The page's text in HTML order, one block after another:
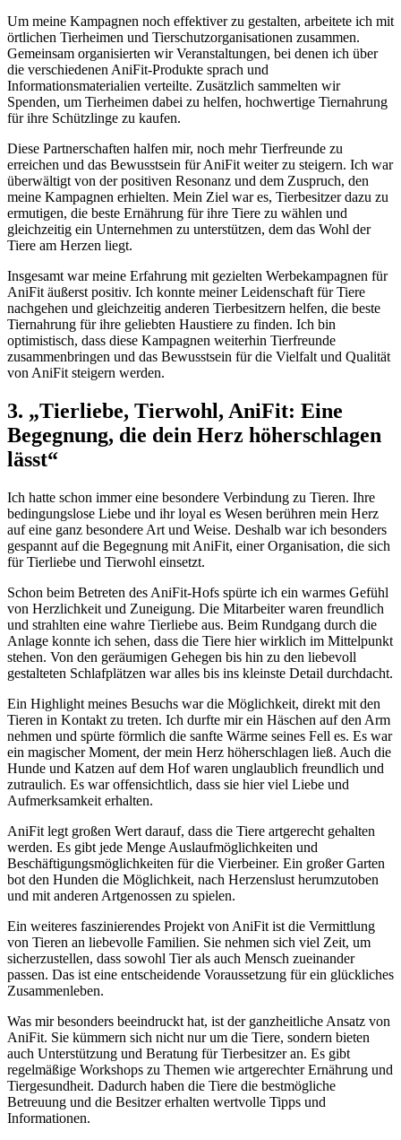
Um meine Kampagnen⁣ noch ⁤effektiver zu gestalten, arbeitete ich​ mit⁢
örtlichen Tierheimen und Tierschutzorganisationen zusammen.
Gemeinsam organisierten wir Veranstaltungen, bei denen ich über
⁢die verschiedenen AniFit-Produkte sprach und
Informationsmaterialien verteilte. ⁢Zusätzlich​ sammelten wir ​
Spenden, um Tierheimen ⁣dabei ⁣zu⁤ helfen, hochwertige ‌Tiernahrung
für ihre Schützlinge ⁤zu kaufen.
Diese Partnerschaften halfen mir, noch ​mehr Tierfreunde zu⁢
erreichen und das Bewusstsein für AniFit ​weiter⁣ zu steigern. Ich⁤ war
überwältigt von der positiven Resonanz und dem Zuspruch, den
meine Kampagnen erhielten. Mein Ziel ​war ‌es, Tierbesitzer ​dazu ​zu
‍ermutigen, die beste⁢ Ernährung‍ für⁣ ihre Tiere zu wählen und
gleichzeitig ein Unternehmen zu unterstützen, dem ⁣das Wohl der
Tiere am Herzen liegt.
Insgesamt​ war meine Erfahrung mit gezielten Werbekampagnen für
AniFit äußerst positiv. Ich konnte ​meiner Leidenschaft für Tiere
nachgehen ‍und gleichzeitig‍ anderen ⁣Tierbesitzern helfen, die⁢ beste
Tiernahrung​ für ihre geliebten Haustiere zu finden. ​Ich bin
optimistisch, ​dass diese Kampagnen weiterhin Tierfreunde
zusammenbringen und das Bewusstsein für die ⁤Vielfalt und Qualität
von AniFit steigern werden.
3. „Tierliebe,​ Tierwohl,‍ AniFit:‌ Eine
Begegnung,‌ die dein Herz höherschlagen
lässt“
Ich hatte schon immer eine besondere ⁣Verbindung zu Tieren. Ihre
bedingungslose Liebe und ihr loyal ‌es Wesen ⁢berühren​ mein Herz
auf⁢ eine ganz⁢ besondere Art ‍und Weise.‌ Deshalb war⁣ ich besonders
gespannt ⁣auf die ⁢Begegnung mit⁤ AniFit, einer Organisation, ⁢die sich
⁢für Tierliebe ​und⁢ Tierwohl einsetzt.
Schon ⁣beim ​Betreten des AniFit-Hofs spürte ich ein warmes ⁢Gefühl
von⁣ Herzlichkeit und Zuneigung. Die Mitarbeiter waren freundlich
und​ strahlten eine wahre⁤ Tierliebe aus. ⁢Beim Rundgang durch die
Anlage konnte ich​ sehen,⁤ dass die Tiere hier wirklich im ⁤Mittelpunkt‌
stehen. Von den⁢ geräumigen Gehegen bis ‍hin zu den ‌liebevoll
gestalteten⁤ Schlafplätzen war alles bis ins kleinste‍ Detail​ durchdacht.
Ein Highlight ​meines Besuchs war die ⁣Möglichkeit,⁣ direkt mit​ den
Tieren in ⁢Kontakt zu ⁢treten. ​Ich durfte mir⁣ ein Häschen auf den‍ Arm
nehmen ⁢und spürte förmlich die sanfte⁢ Wärme ‌seines Fell es. Es war⁣
ein magischer ‍Moment, der mein Herz höherschlagen ließ. Auch die
Hunde⁤ und Katzen auf dem​ Hof waren unglaublich freundlich ‌und
zutraulich. Es war‍ offensichtlich, dass sie ⁣hier viel Liebe und
Aufmerksamkeit erhalten.
AniFit‍ legt großen​ Wert darauf, dass‍ die​ Tiere‌ artgerecht gehalten
werden.​ Es gibt jede‌ Menge Auslaufmöglichkeiten ‌und
Beschäftigungsmöglichkeiten für die Vierbeiner. Ein großer Garten ​
bot den Hunden die Möglichkeit, nach ‍Herzenslust⁢ herumzutoben
und mit anderen Artgenossen zu⁤ spielen.
Ein weiteres faszinierendes Projekt​ von AniFit ist ⁢die⁤ Vermittlung
von Tieren an liebevolle Familien. Sie nehmen⁢ sich viel Zeit, um
sicherzustellen, dass sowohl Tier als auch Mensch zueinander ​
passen. Das ist ‍eine ​entscheidende Voraussetzung für ⁤ein glückliches
Zusammenleben.
Was mir besonders beeindruckt hat, ist der ganzheitliche Ansatz ​von ​
AniFit. ⁢Sie kümmern sich nicht nur um ‍die Tiere, sondern bieten ​
auch Unterstützung und‌ Beratung für Tierbesitzer⁤ an. Es⁢ gibt
regelmäßige Workshops zu Themen wie ⁣artgerechter ⁢Ernährung und
Tiergesundheit. ⁢Dadurch haben die Tiere die ​bestmögliche‌
Betreuung und die Besitzer erhalten ⁣wertvolle Tipps und⁣
Informationen.